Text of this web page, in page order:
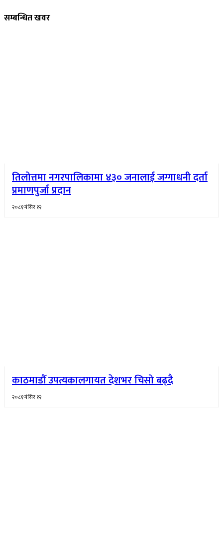
सम्बन्धित खवर
तिलोत्तमा नगरपालिकामा ४३० जनालाई जग्गाधनी दर्ता
प्रमाणपुर्जा प्रदान
२०८१ मंसिर १२
काठमाडौँ उपत्यकालगायत देशभर चिसो बढ्दै
२०८१ मंसिर १२